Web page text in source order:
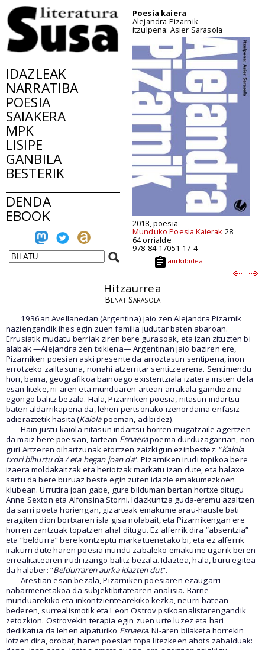
IDAZLEAK
NARRATIBA
POESIA
SAIAKERA
MPK
LISIPE
GANBILA
BESTERIK
DENDA
EBOOK
Poesia kaiera
Alejandra Pizarnik
itzulpena: Asier Sarasola
2018, poesia
Munduko Poesia Kaierak 28
64 orrialde
978-84-17051-17-4
aurkibidea
Hitzaurrea
Beñat Sarasola
1936an Avellanedan (Argentina) jaio zen Alejandra Pizarnik
naziengandik ihes egin zuen familia judutar baten abaroan.
Errusiatik mudatu berriak ziren bere gurasoak, eta izan zituzten bi
alabak —Alejandra zen txikiena— Argentinan jaio baziren ere,
Pizarniken poesian aski presente da arroztasun sentipena, inon
errotzeko zailtasuna, nonahi atzerritar sentitzearena. Sentimendu
hori, baina, geografikoa bainoago existentziala izatera iristen dela
esan liteke, ni-aren eta munduaren artean arrakala gaindiezina
egongo balitz bezala. Hala, Pizarniken poesia, nitasun indartsu
baten aldarrikapena da, lehen pertsonako izenordaina enfasiz
adieraztetik hasita (Kaiolapoeman, adibidez).
Hain justu kaiola nitasun indartsu horren mugatzaile agertzen
da maiz bere poesian, tartean Esnaerapoema durduzagarrian, non
guri Artzeren oihartzunak etortzen zaizkigun ezinbestez: “Kaiola
txori bihurtu da / eta hegan joan da”. Pizarniken irudi topikoa bere
izaera moldakaitzak eta heriotzak markatu izan dute, eta halaxe
sartu da bere buruaz beste egin zuten idazle emakumezkoen
klubean. Urrutira joan gabe, gure bilduman bertan hortxe ditugu
Anne Sexton eta Alfonsina Storni. Idazkuntza guda-eremu azaltzen
da sarri poeta horiengan, gizarteak emakume arau-hausle bati
eragiten dion bortxaren isla gisa nolabait, eta Pizarnikengan ere
horren zantzuak topatzen ahal ditugu. Ez alferrik dira “absentzia”
eta “beldurra” bere kontzeptu markatuenetako bi, eta ez alferrik
irakurri dute haren poesia mundu zabaleko emakume ugarik beren
errealitatearen irudi izango balitz bezala. Idaztea, hala, buru egitea
da halaber: “Beldurraren aurka idazten dut”.
Arestian esan bezala, Pizarniken poesiaren ezaugarri
nabarmenetakoa da subjektibitatearen analisia. Barne
munduarekiko eta inkontzientearekiko kezka, neurri batean
bederen, surrealismotik eta Leon Ostrov psikoanalistarengandik
zetozkion. Ostrovekin terapia egin zuen urte luzez eta hari
dedikatua da lehen aipaturiko Esnaera. Ni-aren bilaketa horrekin
lotzen dira, orobat, haren poesian topa litezkeen ahots zabalduak: